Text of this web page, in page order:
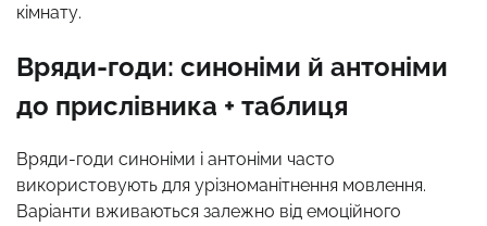
кімнату.
Вряди-годи: синоніми й антоніми
до прислівника + таблиця
Вряди-годи синоніми і антоніми часто
використовують для урізноманітнення мовлення.
Варіанти вживаються залежно від емоційного